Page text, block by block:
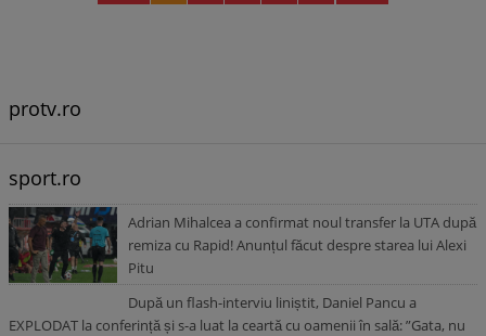
protv.ro
sport.ro
Adrian Mihalcea a confirmat noul transfer la UTA după
remiza cu Rapid! Anunțul făcut despre starea lui Alexi
Pitu
După un flash-interviu liniștit, Daniel Pancu a
EXPLODAT la conferință și s-a luat la ceartă cu oamenii în sală: ”Gata, nu